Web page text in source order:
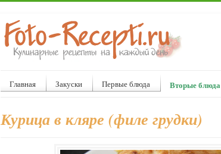
Главная Закуски Первые блюда Вторые блюда
Курица в кляре (филе грудки)